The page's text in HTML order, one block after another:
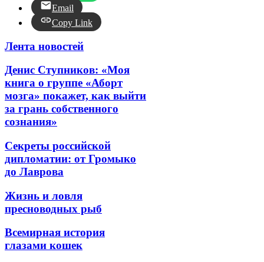
Email
Copy Link
Лента новостей
Денис Ступников: «Моя
книга о группе «Аборт
мозга» покажет, как выйти
за грань собственного
сознания»
Секреты российской
дипломатии: от Громыко
до Лаврова
Жизнь и ловля
пресноводных рыб
Всемирная история
глазами кошек